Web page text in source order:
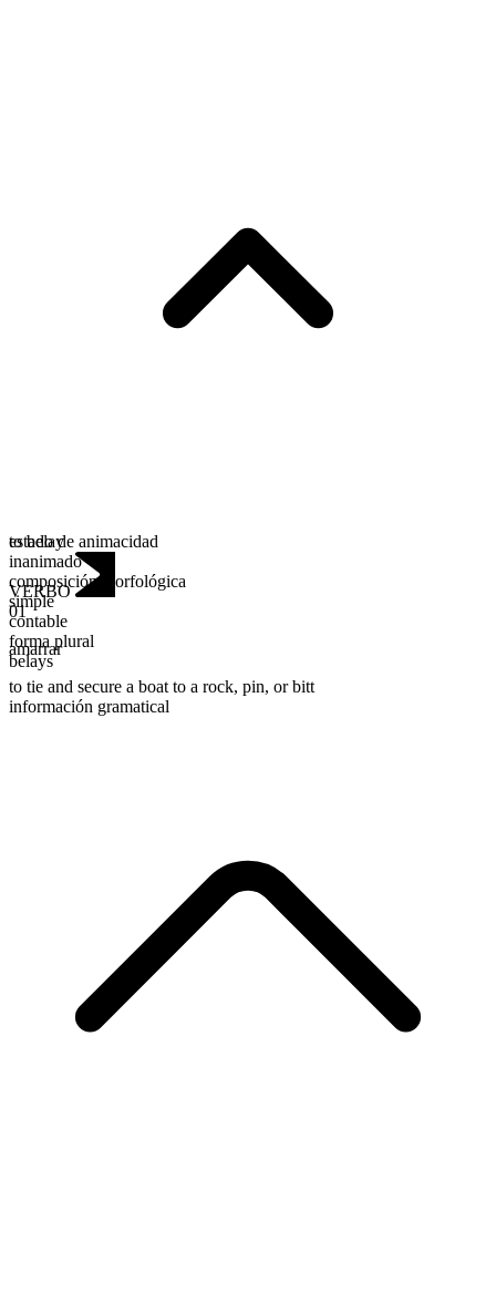
estado de animacidad
inanimado
composición morfológica
simple
contable
forma plural
belays
to belay
VERBO
01
amarrar
to tie and secure a boat to a rock, pin, or bitt
información gramatical